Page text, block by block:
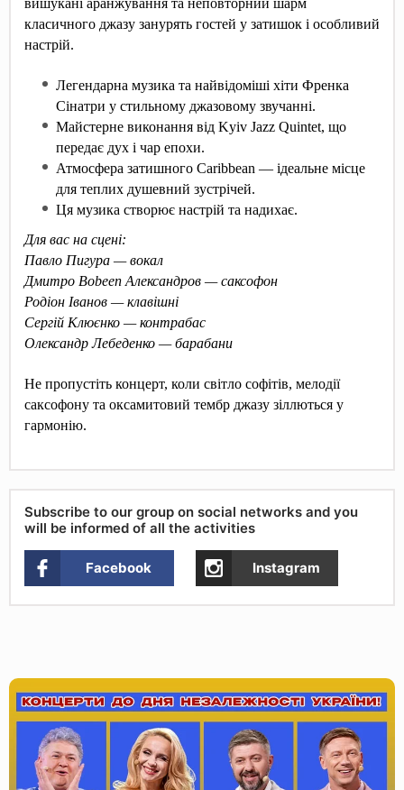
вишукані аранжування та неповторний шарм
класичного джазу занурять гостей у затишок і особливий
настрій.
Легендарна музика та найвідоміші хіти Френка
Сінатри у стильному джазовому звучанні.
Майстерне виконання від Kyiv Jazz Quintet, що
передає дух і чар епохи.
Атмосфера затишного Caribbean — ідеальне місце
для теплих душевний зустрічей.
Ця музика створює настрій та надихає.
Для вас на сцені:
Павло Пигура — вокал
Дмитро Bobeen Александров — саксофон
Родіон Іванов — клавішні
Сергій Клюєнко — контрабас
Олександр Лебеденко — барабани
Не пропустіть концерт, коли світло софітів, мелодії
саксофону та оксамитовий тембр джазу зіллються у
гармонію.
Subscribe to our group on social networks and you
will be informed of all the activities
Facebook Instagram